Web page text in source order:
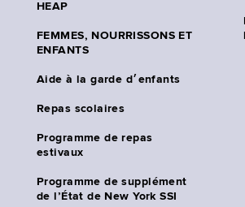
HEAP
FEMMES, NOURRISSONS ET
ENFANTS
Aide à la garde d׳enfants
Repas scolaires
Programme de repas
estivaux
Programme de supplément
de l’État de New York SSI